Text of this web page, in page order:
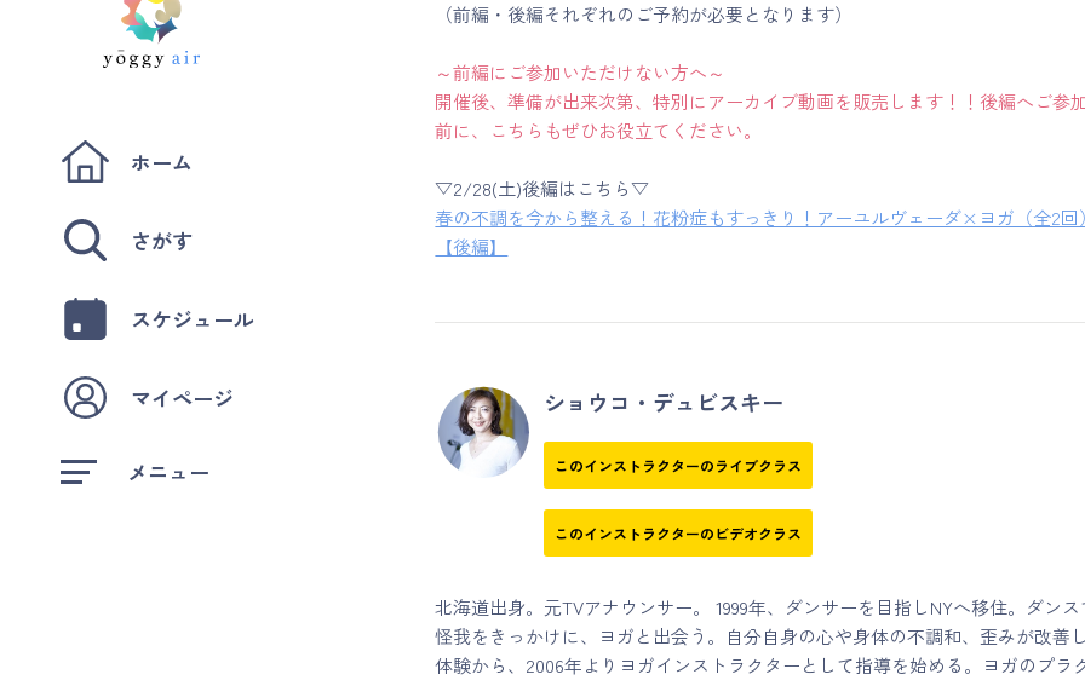
ホーム
さがす
スケジュール
マイページ
メニュー
（前編・後編それぞれのご予約が必要となります）
～前編にご参加いただけない方へ～
開催後、準備が出来次第、特別にアーカイブ動画を販売します！！後編へご参
前に、こちらもぜひお役立てください。
▽2/28(土)後編はこちら▽
春の不調を今から整える！花粉症もすっきり！アーユルヴェーダ×ヨガ（全2回
【後編】
ショウコ・デュビスキー
このインストラクターのライブクラス
このインストラクターのビデオクラス
北海道出身。元TVアナウンサー。 1999年、ダンサーを目指しNYへ移住。ダン
怪我をきっかけに、ヨガと出会う。自分自身の心や身体の不調和、歪みが改善
体験から、2006年よりヨガインストラクターとして指導を始める。ヨガのプラ